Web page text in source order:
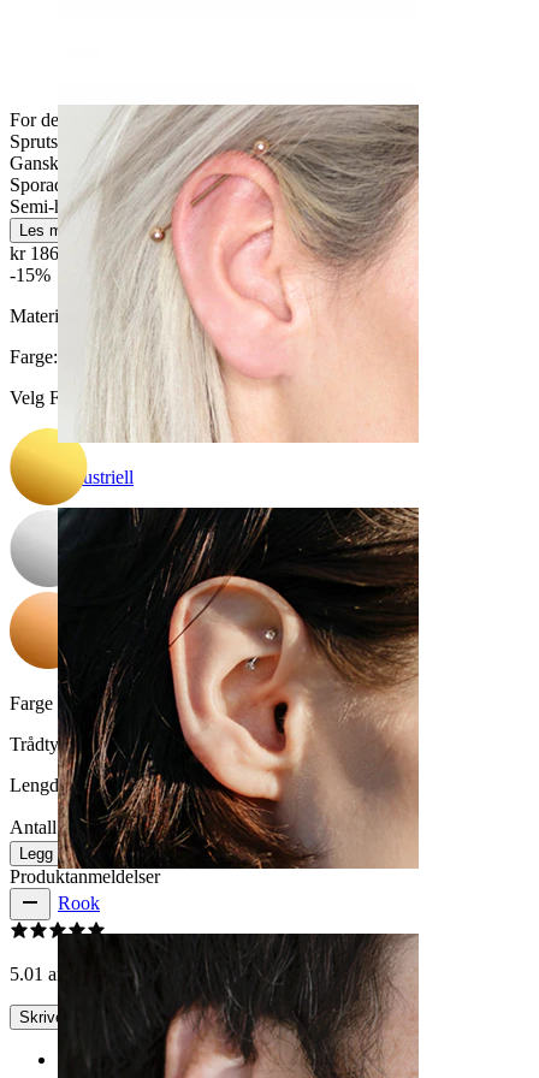
Industriell
Rook
For de fleste hudtyper
Sprutsikker
Ganske enkelt
Sporadisk bruk
Semi-holdbar
Les mer
kr 186,15
kr 219,00
-15%
Materiale:
Kirurgisk stål
Farge:
Velg Farge
Farge på sten:
Trådtykkelse:1,6 mm
Lengde: 10 mm
Antall: 1
Endre
Legg i handlekurv
Produktanmeldelser
5.01 anmeldelser
Skrive en omtale
Rating